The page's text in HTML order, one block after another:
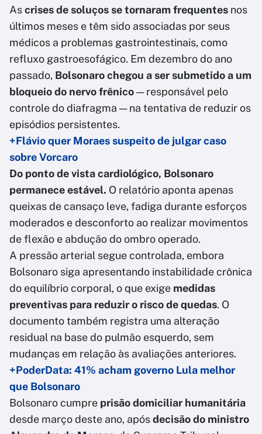
Ascrises de soluços se tornaram frequentes nos
últimos meses e têm sido associadas por seus
médicos a problemas gastrointestinais, como
refluxo gastroesofágico. Em dezembro do ano
passado, Bolsonaro chegou a ser submetido a um
bloqueio do nervo frênico— responsável pelo
controle do diafragma — na tentativa de reduzir os
episódios persistentes.
+Flávio quer Moraes suspeito de julgar caso
sobre Vorcaro
Do ponto de vista cardiológico, Bolsonaro
permanece estável. O relatório aponta apenas
queixas de cansaço leve, fadiga durante esforços
moderados e desconforto ao realizar movimentos
de flexão e abdução do ombro operado.
A pressão arterial segue controlada, embora
Bolsonaro siga apresentando instabilidade crônica
do equilíbrio corporal, o que exige medidas
preventivas para reduzir o risco de quedas. O
documento também registra uma alteração
residual na base do pulmão esquerdo, sem
mudanças em relação às avaliações anteriores.
+PoderData: 41% acham governo Lula melhor
que Bolsonaro
Bolsonaro cumpre prisão domiciliar humanitária
desde março deste ano, apósdecisão do ministro